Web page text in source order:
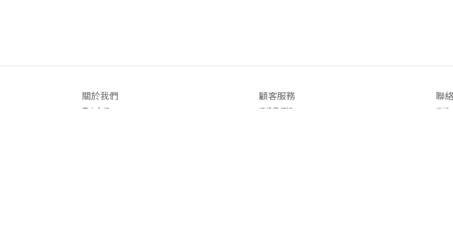
關於我們
商店介紹
顧客服務
退換貨須知
聯
電話